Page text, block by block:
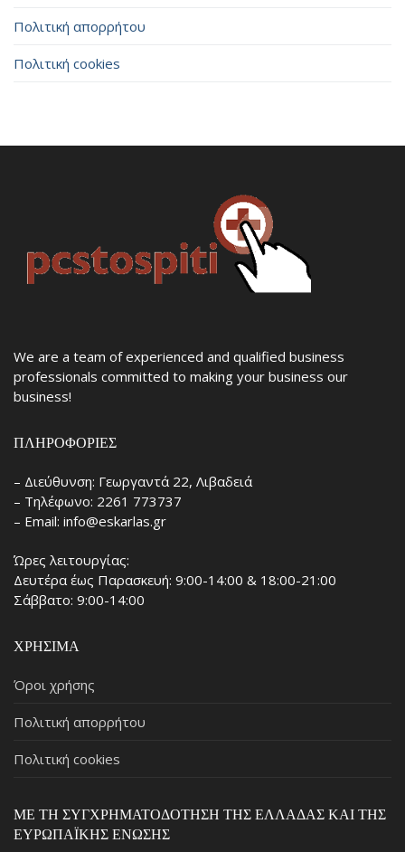
Πολιτική απορρήτου
Πολιτική cookies
We are a team of experienced and qualified business
professionals committed to making your business our
business!
ΠΛΗΡΟΦΟΡΊΕΣ
– Διεύθυνση: Γεωργαντά 22, Λιβαδειά
– Τηλέφωνο: 2261 773737
– Email: info@eskarlas.gr
Ώρες λειτουργίας:
Δευτέρα έως Παρασκευή: 9:00-14:00 & 18:00-21:00
Σάββατο: 9:00-14:00
ΧΡΉΣΙΜΑ
Όροι χρήσης
Πολιτική απορρήτου
Πολιτική cookies
ΜΕ ΤΗ ΣΥΓΧΡΗΜΑΤΟΔΌΤΗΣΗ ΤΗΣ ΕΛΛΆΔΑΣ ΚΑΙ ΤΗΣ
ΕΥΡΩΠΑΪΚΉΣ ΈΝΩΣΗΣ